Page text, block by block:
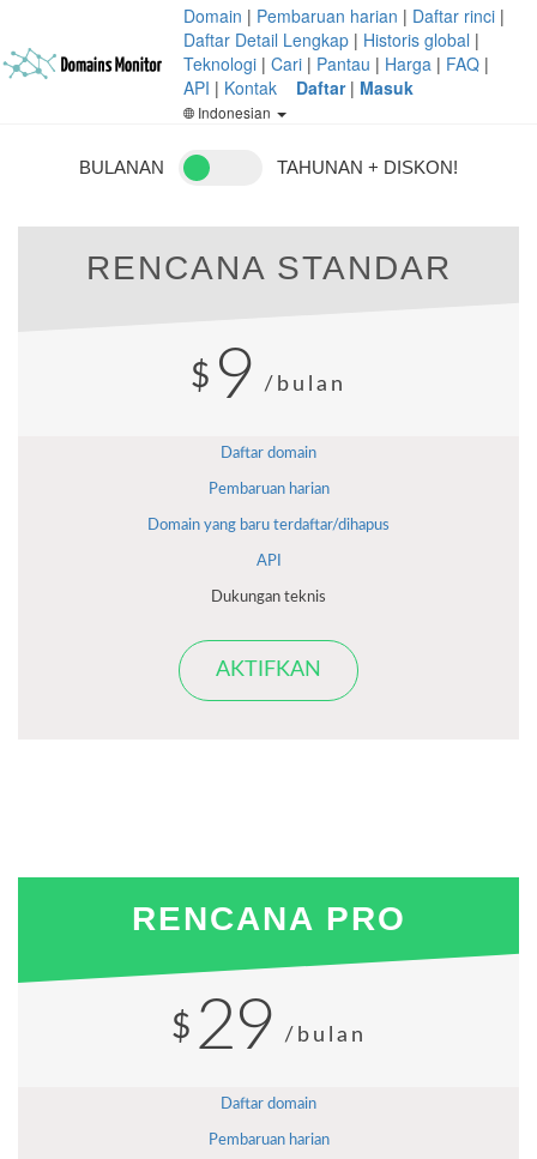
Domain | Pembaruan harian | Daftar rinci |
Daftar Detail Lengkap | Historis global |
Teknologi | Cari | Pantau | Harga | FAQ |
API | Kontak Daftar| Masuk
Indonesian
BULANAN TAHUNAN + DISKON!
RENCANA STANDAR
$ 9 /bulan
Daftar domain
Pembaruan harian
Domain yang baru terdaftar/dihapus
API
Dukungan teknis
AKTIFKAN
RENCANA PRO
$ 29 /bulan
Daftar domain
Pembaruan harian